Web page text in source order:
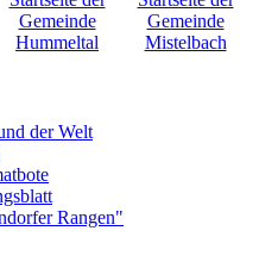
der Welt
Rangen"